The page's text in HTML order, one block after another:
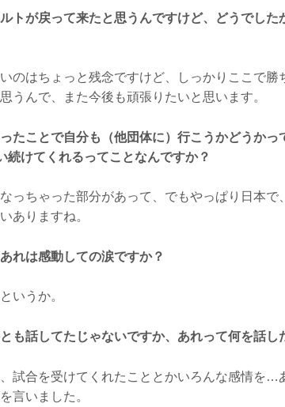
が戻って来たと思うんですけど、どうでした
のはちょっと残念ですけど、しっかりここで勝
うんで、また今後も頑張りたいと思います。
ことで自分も（他団体に）行こうかどうかっ
続けてくれるってことなんですか？
っちゃった部分があって、でもやっぱり日本で
ありますね。
れは感動しての涙ですか？
いうか。
話してたじゃないですか、あれって何を話し
試合を受けてくれたこととかいろんな感情を…
言いました。